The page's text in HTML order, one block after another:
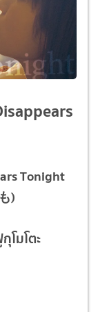
Tonight
)
โมโตะ